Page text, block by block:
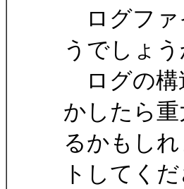
ログファ
うでしょう
ログの構
かしたら
るかもし
トしてくだ